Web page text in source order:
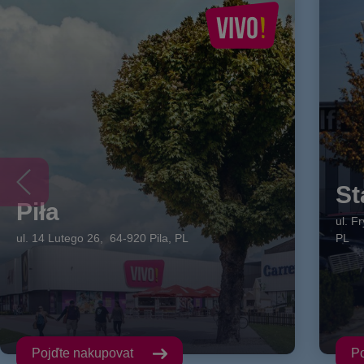
Piła
ul. 14 Lutego 26 64-920 Pila PL
Pojďte nakupovat
ul.
PL